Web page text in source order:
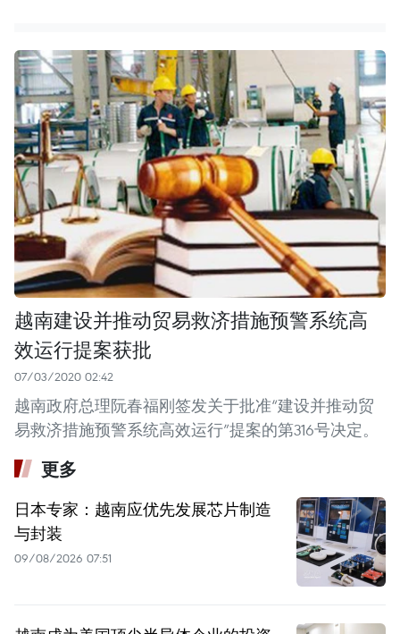
越南建设并推动贸易救济措施预警系统高
效运行提案获批
07/03/2020 02:42
越南政府总理阮春福刚签发关于批准“建设并推动贸
易救济措施预警系统高效运行”提案的第316号决定。
更多
日本专家：越南应优先发展芯片制造
与封装
09/08/2026 07:51